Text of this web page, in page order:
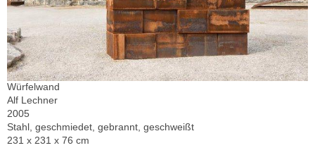
Würfelwand
Alf Lechner
2005
Stahl, geschmiedet, gebrannt, geschweißt
231 x 231 x 76 cm